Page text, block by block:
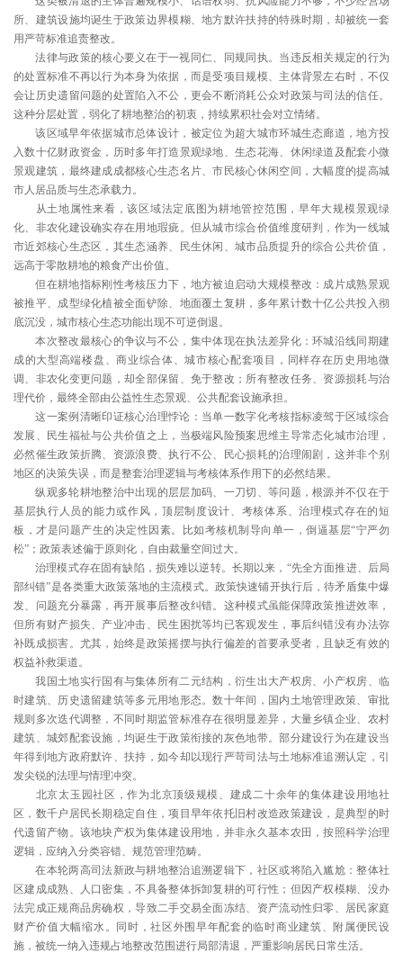
所、建筑设施均诞生于政策边界模糊、地方默许扶持的特殊时期，却被统一套
用严苛标准追责整改。
法律与政策的核心要义在于一视同仁、同规同执。当违反相关规定的行为
的处置标准不再以行为本身为依据，而是受项目规模、主体背景左右时，不仅
会让历史遗留问题的处置陷入不公，更会不断消耗公众对政策与司法的信任。
这种分层处置，弱化了耕地整治的初衷，持续累积社会对立情绪。
该区域早年依据城市总体设计，被定位为超大城市环城生态廊道，地方投
入数十亿财政资金，历时多年打造景观绿地、生态花海、休闲绿道及配套小微
景观建筑，最终建成成都核心生态名片、市民核心休闲空间，大幅度的提高城
市人居品质与生态承载力。
从土地属性来看，该区域法定底图为耕地管控范围，早年大规模景观绿
化、非农化建设确实存在用地瑕疵。但从城市综合价值维度研判，作为一线城
市近郊核心生态区，其生态涵养、民生休闲、城市品质提升的综合公共价值，
远高于零散耕地的粮食产出价值。
但在耕地指标刚性考核压力下，地方被迫启动大规模整改：成片成熟景观
被推平、成型绿化植被全面铲除、地面覆土复耕，多年累计数十亿公共投入彻
底沉没，城市核心生态功能出现不可逆倒退。
本次整改最核心的争议与不公，集中体现在执法差异化：环城沿线同期建
成的大型高端楼盘、商业综合体、城市核心配套项目，同样存在历史用地微
调、非农化变更问题，却全部保留、免于整改；所有整改任务、资源损耗与治
理代价，最终全部由公益性生态景观、公共配套设施承担。
这一案例清晰印证核心治理悖论：当单一数字化考核指标凌驾于区域综合
发展、民生福祉与公共价值之上，当极端风险预案思维主导常态化城市治理，
必然催生政策折腾、资源浪费、执行不公、民心损耗的治理闹剧，这并非个别
地区的决策失误，而是整套治理逻辑与考核体系作用下的必然结果。
纵观多轮耕地整治中出现的层层加码、一刀切、等问题，根源并不仅在于
基层执行人员的能力或作风，顶层制度设计、考核体系、治理模式存在的短
板，才是问题产生的决定性因素。比如考核机制导向单一，倒逼基层“宁严勿
松”；政策表述偏于原则化，自由裁量空间过大。
治理模式存在固有缺陷，损失难以逆转。长期以来，“先全方面推进、后局
部纠错”是各类重大政策落地的主流模式。政策快速铺开执行后，待矛盾集中爆
发、问题充分暴露，再开展事后整改纠错。这种模式虽能保障政策推进效率，
但所有财产损失、产业冲击、民生困扰等均已客观发生，事后纠错没有办法弥
补既成损害。尤其，始终是政策摇摆与执行偏差的首要承受者，且缺乏有效的
权益补救渠道。
我国土地实行国有与集体所有二元结构，衍生出大产权房、小产权房、临
时建筑、历史遗留建筑等多元用地形态。数十年间，国内土地管理政策、审批
规则多次迭代调整，不同时期监管标准存在很明显差异，大量乡镇企业、农村
建筑、城郊配套设施，均诞生于政策衔接的灰色地带。部分建设行为在建设当
年得到地方政府默许、扶持，如今却以现行严苛司法与土地标准追溯认定，引
发尖锐的法理与情理冲突。
北京太玉园社区，作为北京顶级规模、建成二十余年的集体建设用地社
区，数千户居民长期稳定自住，项目早年依托旧村改造政策建设，是典型的时
代遗留产物。该地块产权为集体建设用地，并非永久基本农田，按照科学治理
逻辑，应纳入分类容错、规范管理范畴。
在本轮两高司法新政与耕地整治追溯逻辑下，社区或将陷入尴尬：整体社
区建成成熟、人口密集，不具备整体拆卸复耕的可行性；但因产权模糊、没办
法完成正规商品房确权，导致二手交易全面冻结、资产流动性归零、居民家庭
财产价值大幅缩水。同时，社区外围早年配套的临时商业建筑、附属便民设
施，被统一纳入违规占地整改范围进行局部清退，严重影响居民日常生活。